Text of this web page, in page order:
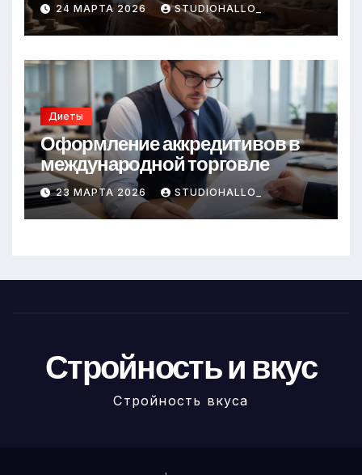
24 МАРТА 2026 STUDIOHALLO_
Диеты
Оформление аккредитивов в
международной торговле
23 МАРТА 2026 STUDIOHALLO_
Стройность и вкус
Стройность вкуса